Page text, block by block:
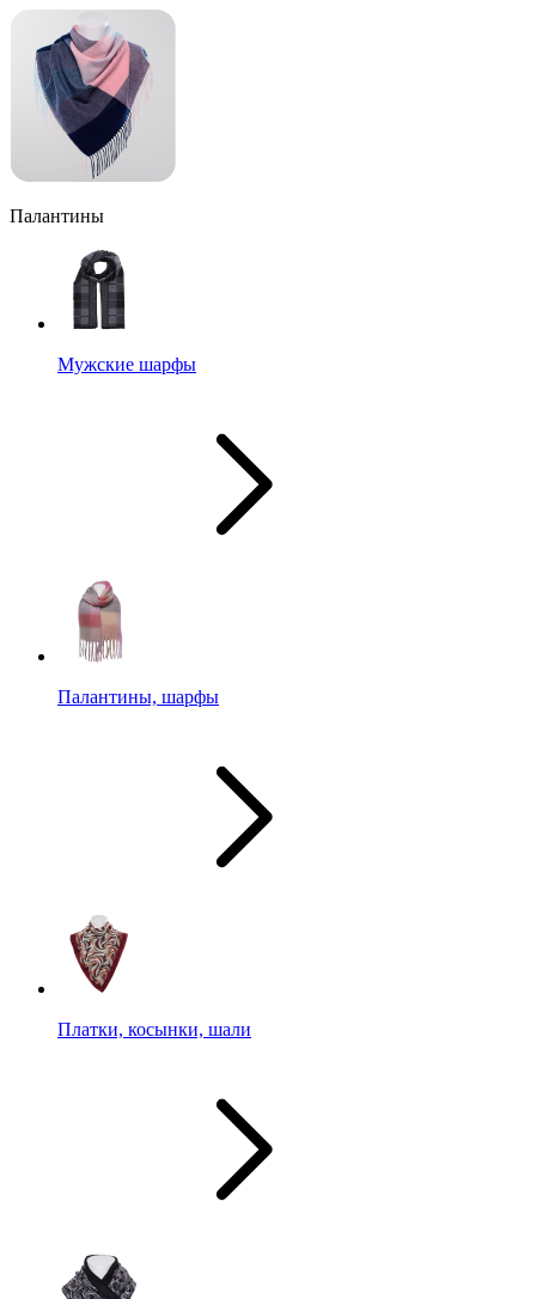
Палантины
Мужские шарфы
Палантины, шарфы
Платки, косынки, шали